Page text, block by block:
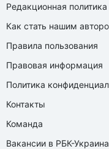
Редакционная
Как стать нашим
Правила пользования
Правовая информация
Политика
Контакты
Команда
Вакансии в РБК-Украина